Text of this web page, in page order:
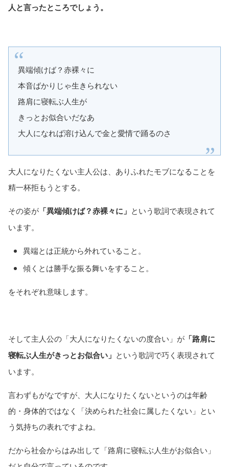
人と言ったところでしょう。
異端傾けば？赤裸々に
本音ばかりじゃ生きられない
路肩に寝転ぶ人生が
きっとお似合いだなあ
大人になれば溶け込んで金と愛情で踊るのさ
大人になりたくない主人公は、ありふれたモブになることを
精一杯拒もうとする。
その姿が 「異端傾けば？赤裸々に」 という歌詞で表現されて
います。
異端とは正統から外れていること。
傾くとは勝手な振る舞いをすること。
をそれぞれ意味します。
そして主人公の「大人になりたくないの度合い」が 「路肩に
寝転ぶ人生がきっとお似合い」 という歌詞で巧く表現されて
います。
言わずもがなですが、大人になりたくないというのは年齢
的・身体的ではなく「決められた社会に属したくない」とい
う気持ちの表れですよね。
だから社会からはみ出して「路肩に寝転ぶ人生がお似合い」